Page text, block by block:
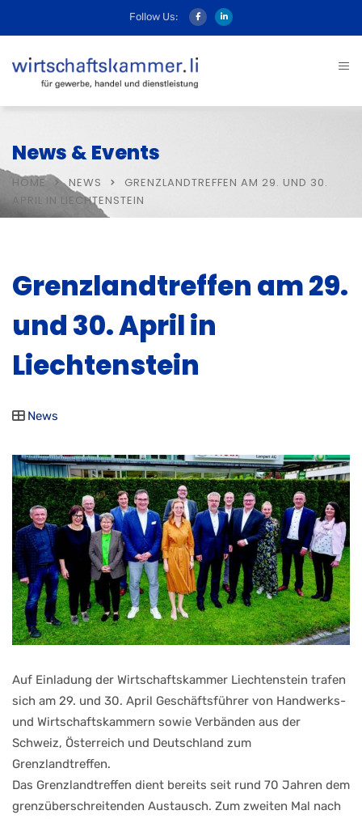
Follow Us:
News & Events
HOME NEWS
GRENZLANDTREFFEN AM 29. UND 30.
APRIL IN LIECHTENSTEIN
Grenzlandtreffen am 29.
und 30. April in
Liechtenstein
News
Auf Einladung der Wirtschaftskammer Liechtenstein trafen
sich am 29. und 30. April Geschäftsführer von Handwerks-
und Wirtschaftskammern sowie Verbänden aus der
Schweiz, Österreich und Deutschland zum
Grenzlandtreffen.
Das Grenzlandtreffen dient bereits seit rund 70 Jahren dem
grenzüberschreitenden Austausch. Zum zweiten Mal nach